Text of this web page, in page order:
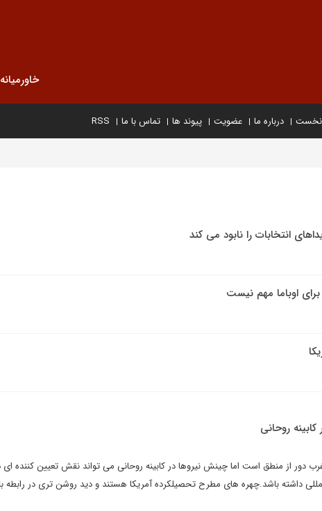
خاورمیانه
درباره ما عضویت پیوند ها تماس با ما RSS
انتخابات را نابود می کند
اوباما مهم نیست
روحانی
غرب دور از منطق است اما چینش نیروها در کابینه روحانی می تواند نقش تعیین کننده ای
داشته باشد.چهره های مطرح تحصیلکرده آمریکا هستند و دید روشن تری در رابطه